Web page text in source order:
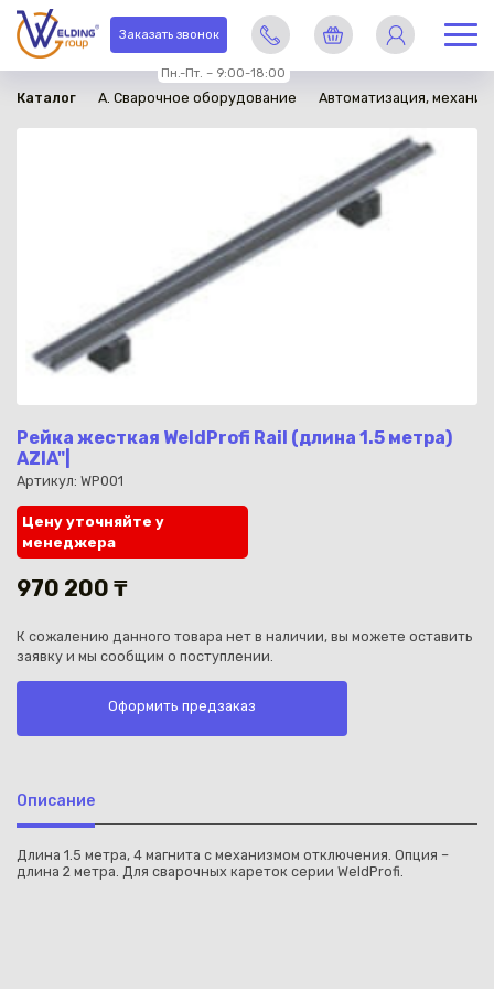
Заказать звонок
Пн.-Пт. – 9:00-18:00
Каз
Каталог A. Сварочное оборудование Автоматизация,
Рейка жесткая WeldProfi Rail (длина 1.5 метра)
AZIA"|
Артикул: WP001
в наличии
Цену уточняйте у
менеджера
970 200 ₸
К сожалению данного товара нет в наличии, вы можете оставить
заявку и мы сообщим о поступлении.
Оформить предзаказ
Описание
Длина 1.5 метра, 4 магнита с механизмом отключения. Опция –
длина 2 метра. Для сварочных кареток серии WeldProfi.